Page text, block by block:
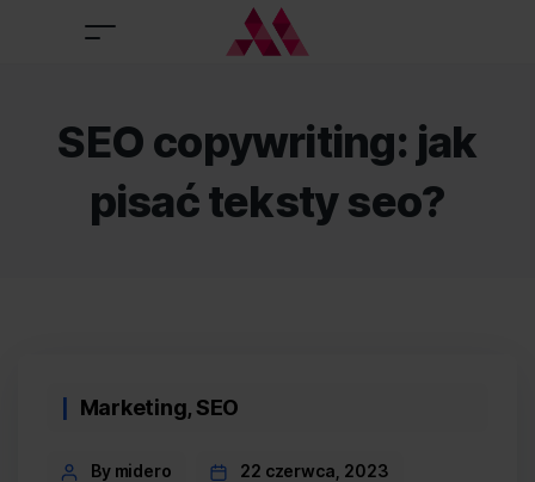
SEO copywriting: jak
pisać teksty seo?
Categories
Marketing,SEO
PostBy midero 22 czerwca, 2023